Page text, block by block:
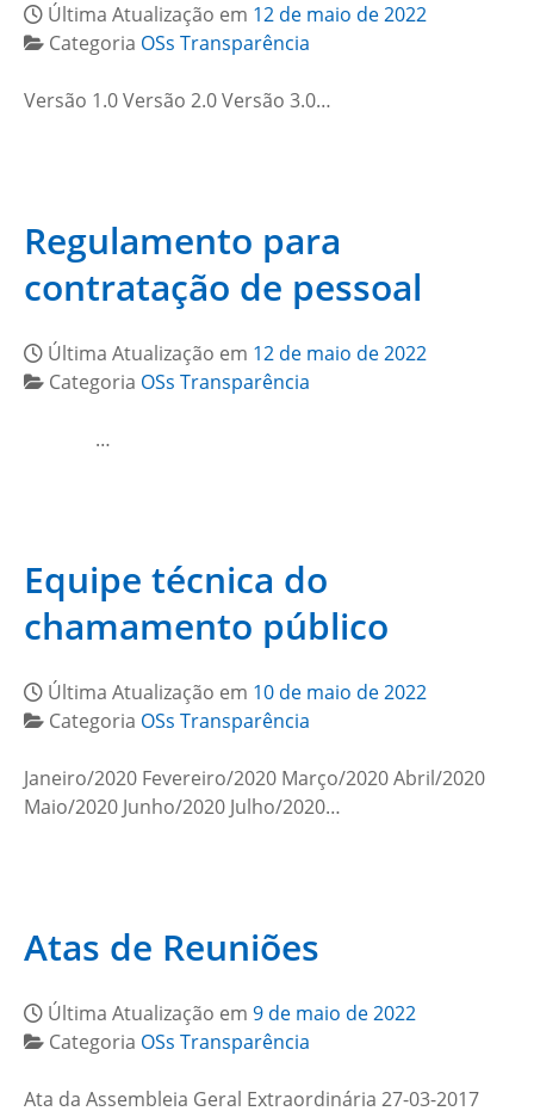
Última Atualização em 12 de maio de 2022
Categoria OSs Transparência
Versão 1.0 Versão 2.0 Versão 3.0…
Regulamento para
contratação de pessoal
Última Atualização em 12 de maio de 2022
Categoria OSs Transparência
…
Equipe técnica do
chamamento público
Última Atualização em 10 de maio de 2022
Categoria OSs Transparência
Janeiro/2020 Fevereiro/2020 Março/2020 Abril/2020
Maio/2020 Junho/2020 Julho/2020…
Atas de Reuniões
Última Atualização em 9 de maio de 2022
Categoria OSs Transparência
Ata da Assembleia Geral Extraordinária 27-03-2017